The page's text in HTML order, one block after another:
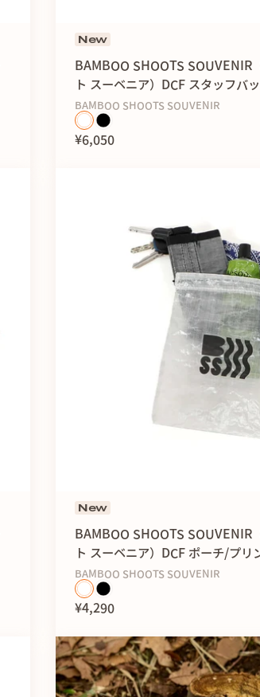
New
BAMBOO SHOOTS SOUVENIR
ト スーベニア）DCF スタッフバ
BAMBOO SHOOTS SOUVENIR
¥6,050
New
BAMBOO SHOOTS SOUVENIR
ト スーベニア）DCF ポーチ/プリ
BAMBOO SHOOTS SOUVENIR
¥4,290